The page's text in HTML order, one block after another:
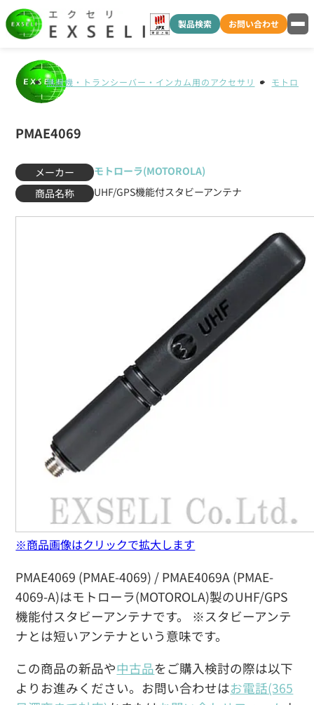
製品検索 お問い合わせ
無線機・トランシーバー・インカム用のアクセサリ モトロー
PMAE4069
メーカー
モトローラ(MOTOROLA)
商品名称
UHF/GPS機能付スタビーアンテナ
PMAE4069 (PMAE-4069) / PMAE4069A (PMAE-
4069-A)はモトローラ(MOTOROLA)製のUHF/GPS
機能付スタビーアンテナです。 ※スタビーアンテ
ナとは短いアンテナという意味です。
この商品の新品や中古品をご購入検討の際は以下
よりお進みください。お問い合わせはお電話(365
※商品画像はクリックで拡大します